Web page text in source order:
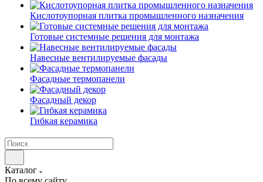
Кислотоупорная плитка промышленного назначения
Готовые системные решения для монтажа
Навесные вентилируемые фасады
Фасадные термопанели
Фасадный декор
Гибкая керамика
Каталог